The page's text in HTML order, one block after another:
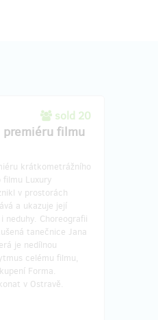
sold 20
premiéru filmu
krátkometrážního
filmu Luxury
v prostorách
a ukazuje její
neduhy. Choreografii
tanečnice Jana
je nedílnou
celému filmu,
Forma.
v Ostravě.